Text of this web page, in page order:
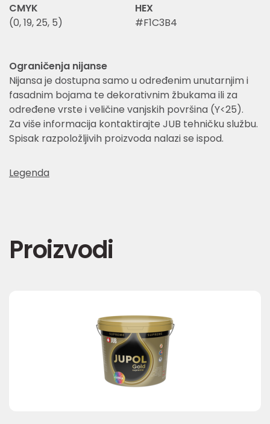
CMYK
(0, 19, 25, 5)
HEX
#F1C3B4
Ograničenja nijanse
Nijansa je dostupna samo u određenim unutarnjim i
fasadnim bojama te dekorativnim žbukama ili za
određene vrste i veličine vanjskih površina (Y<25).
Za više informacija kontaktirajte JUB tehničku službu.
Spisak razpoložljivih proizvoda nalazi se ispod.
Legenda
Proizvodi